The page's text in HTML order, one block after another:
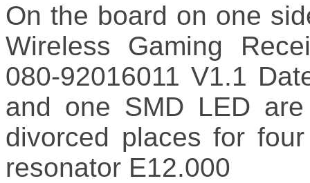
On the board on one
Wireless Gaming
080-92016011 V1.1
and one SMD LED
divorced places for
resonator E12.000